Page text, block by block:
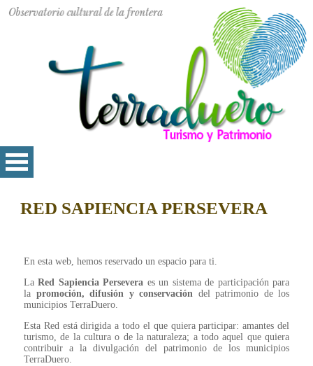
RED SAPIENCIA PERSEVERA
En esta web, hemos reservado un espacio para ti.
LaRed Sapiencia Persevera es un sistema de participación para
la promoción, difusión y conservación del patrimonio de los
municipios TerraDuero.
Esta Red está dirigida a todo el que quiera participar: amantes del
turismo, de la cultura o de la naturaleza; a todo aquel que quiera
contribuir a la divulgación del patrimonio de los municipios
TerraDuero.